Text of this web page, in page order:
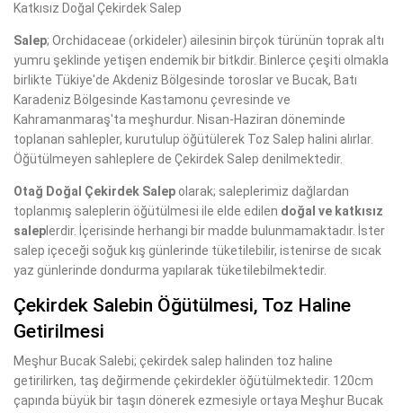
Katkısız Doğal Çekirdek Salep
Salep; Orchidaceae (orkideler) ailesinin birçok türünün toprak altı
yumru şeklinde yetişen endemik bir bitkdir. Binlerce çeşiti olmakla
birlikte Tükiye'de Akdeniz Bölgesinde toroslar ve Bucak, Batı
Karadeniz Bölgesinde Kastamonu çevresinde ve
Kahramanmaraş'ta meşhurdur. Nisan-Haziran döneminde
toplanan sahlepler, kurutulup öğütülerek Toz Salep halini alırlar.
Öğütülmeyen sahleplere de Çekirdek Salep denilmektedir.
Otağ Doğal Çekirdek Salep olarak; saleplerimiz dağlardan
toplanmış saleplerin öğütülmesi ile elde edilen doğal ve katkısız
saleplerdir. İçerisinde herhangi bir madde bulunmamaktadır. İster
salep içeceği soğuk kış günlerinde tüketilebilir, istenirse de sıcak
yaz günlerinde dondurma yapılarak tüketilebilmektedir.
Çekirdek Salebin Öğütülmesi, Toz Haline
Getirilmesi
Meşhur Bucak Salebi; çekirdek salep halinden toz haline
getirilirken, taş değirmende çekirdekler öğütülmektedir. 120cm
çapında büyük bir taşın dönerek ezmesiyle ortaya Meşhur Bucak